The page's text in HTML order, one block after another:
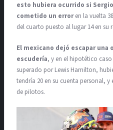
esto hubiera ocurrido si
cometido un erroren la vuelta 38
del cuarto puesto al lugar 14 en su
El mexicano dejó escapar una
escudería, y en el hipotético caso
superado por Lewis Hamilton,
tendría 20 en su cuenta personal, y
de pilotos.